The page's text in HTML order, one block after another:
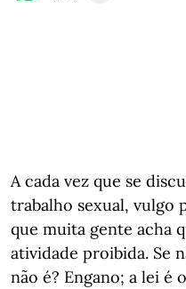
A cada vez que se
trabalho sexual, vulgo
que muita gente acha
atividade proibida. Se
não é? Engano; a lei é